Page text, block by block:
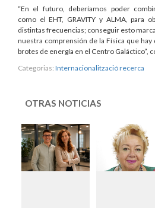
“En el futuro, deberíamos poder
como el EHT, GRAVITY y ALMA, para
distintas frecuencias; conseguir esto
nuestra comprensión de la Física que
brotes de energía en el Centro Galáctico”,
Categorias: Internacionalització recerca
OTRAS NOTICIAS